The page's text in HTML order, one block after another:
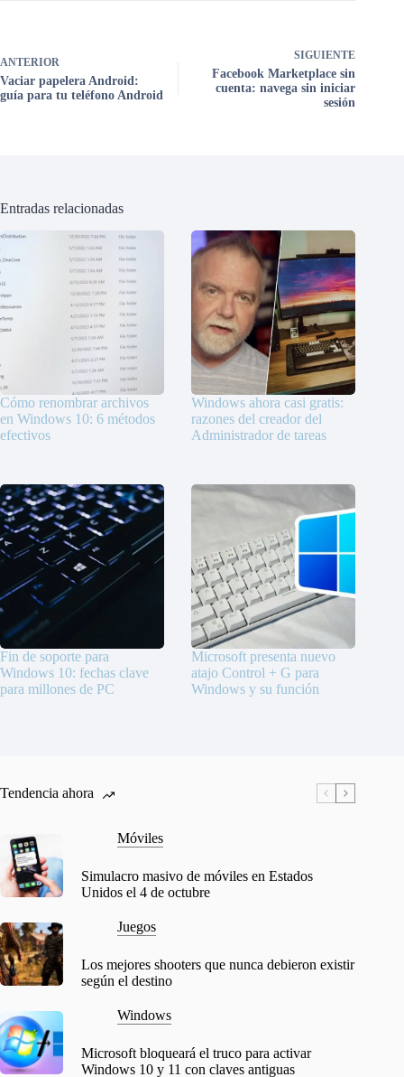
ANTERIOR
Vaciar papelera Android:
guía para tu teléfono Android
SIGUIENTE
Facebook Marketplace sin
cuenta: navega sin iniciar
sesión
Entradas relacionadas
Cómo renombrar archivos
en Windows 10: 6 métodos
efectivos
Windows ahora casi gratis:
razones del creador del
Administrador de tareas
Fin de soporte para
Windows 10: fechas clave
para millones de PC
Microsoft presenta nuevo
atajo Control + G para
Windows y su función
Tendencia ahora
Móviles
Simulacro masivo de móviles en Estados
Unidos el 4 de octubre
Juegos
Los mejores shooters que nunca debieron existir
según el destino
Windows
Microsoft bloqueará el truco para activar
Windows 10 y 11 con claves antiguas